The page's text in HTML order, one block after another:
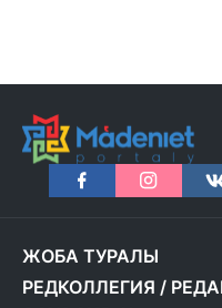
ЖОБА ТУРАЛЫ
РЕДКОЛЛЕГИЯ /